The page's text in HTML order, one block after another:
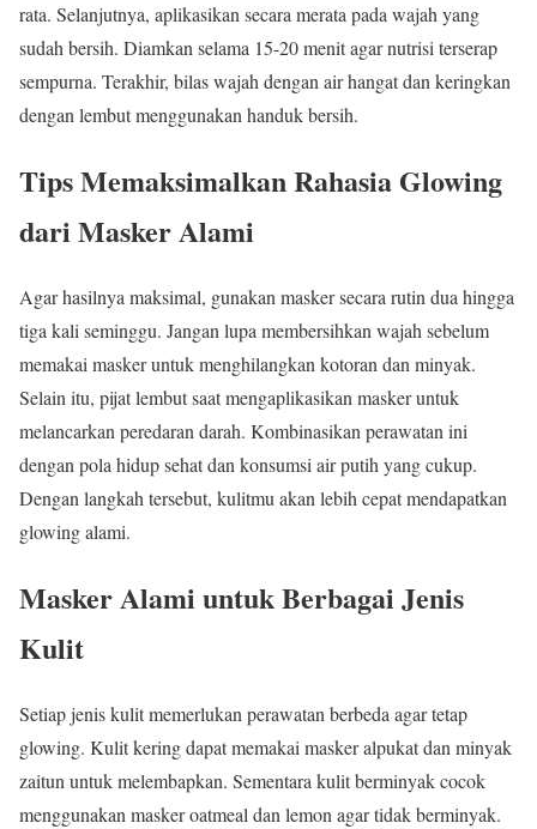
rata. Selanjutnya, aplikasikan secara merata pada wajah yang
sudah bersih. Diamkan selama 15-20 menit agar nutrisi terserap
sempurna. Terakhir, bilas wajah dengan air hangat dan keringkan
dengan lembut menggunakan handuk bersih.
Tips Memaksimalkan Rahasia Glowing
dari Masker Alami
Agar hasilnya maksimal, gunakan masker secara rutin dua hingga
tiga kali seminggu. Jangan lupa membersihkan wajah sebelum
memakai masker untuk menghilangkan kotoran dan minyak.
Selain itu, pijat lembut saat mengaplikasikan masker untuk
melancarkan peredaran darah. Kombinasikan perawatan ini
dengan pola hidup sehat dan konsumsi air putih yang cukup.
Dengan langkah tersebut, kulitmu akan lebih cepat mendapatkan
glowing alami.
Masker Alami untuk Berbagai Jenis
Kulit
Setiap jenis kulit memerlukan perawatan berbeda agar tetap
glowing. Kulit kering dapat memakai masker alpukat dan minyak
zaitun untuk melembapkan. Sementara kulit berminyak cocok
menggunakan masker oatmeal dan lemon agar tidak berminyak.